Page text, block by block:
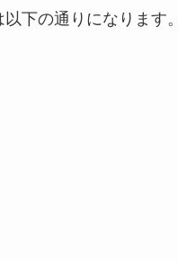
下の通りになります。